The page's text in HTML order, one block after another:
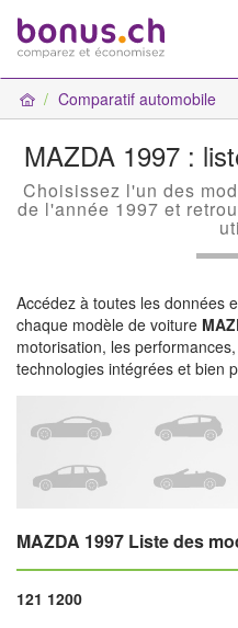
Comparatif automobile
MAZDA 1997 :
Choisissez l'un des
de l'année 1997 et
Accédez à toutes les données
chaque modèle de voiture
motorisation, les
technologies intégrées et bien
MAZDA 1997 Liste des
121 1200